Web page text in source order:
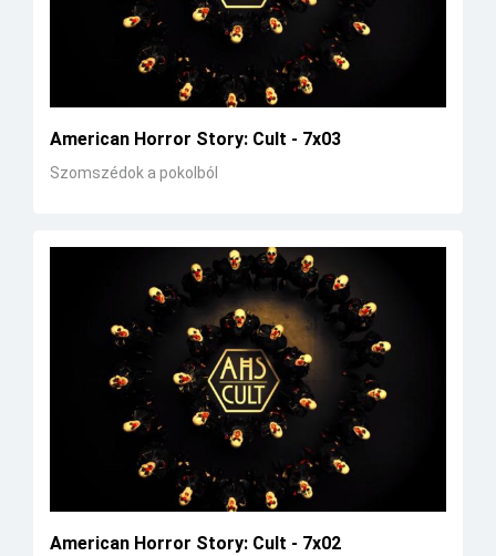
American Horror Story: Cult - 7x03
Szomszédok a pokolból
American Horror Story: Cult - 7x02